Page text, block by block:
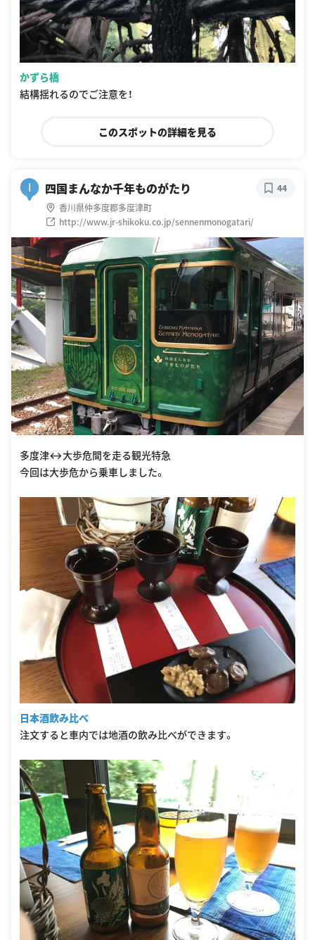
かずら橋
結構揺れるのでご注意を！
このスポットの詳細を見る
I 四国まんなか千年ものがたり
香川県仲多度郡多度津町
http://www.jr-shikoku.co.jp/sennenmonogatari/
44
多度津↔︎大歩危間を走る観光特急
今回は大歩危から乗車しました。
日本酒飲み比べ
注文すると車内では地酒の飲み比べができます。